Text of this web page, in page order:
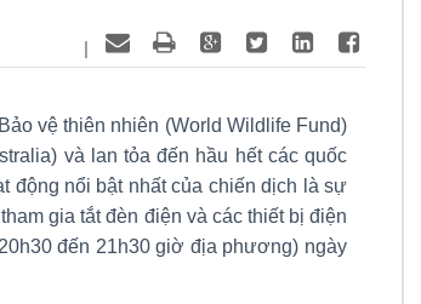
|
vệ thiên nhiên (World Wildlife Fund)
và lan tỏa đến hầu hết các quốc
động nổi bật nhất của chiến dịch là sự
gia tắt đèn điện và các thiết bị điện
đến 21h30 giờ địa phương) ngày